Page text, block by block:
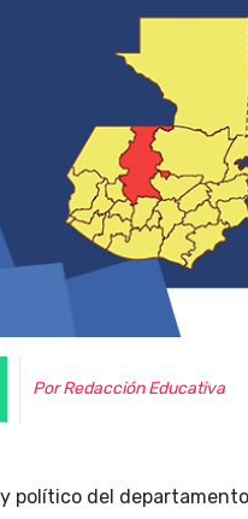
Por Redacción Educativa
político del